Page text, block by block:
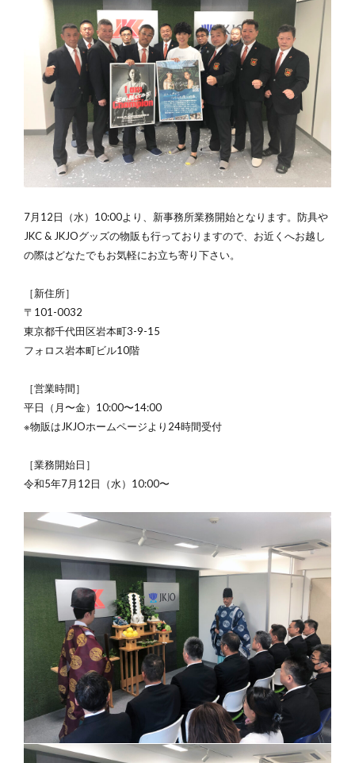
7月12日（水）10:00より、新事務所業務開始となります。防具や
JKC & JKJOグッズの物販も行っておりますので、お近くへお越し
の際はどなたでもお気軽にお立ち寄り下さい。
［新住所］
〒101-0032
東京都千代田区岩本町3-9-15
フォロス岩本町ビル10階
［営業時間］
平日（月〜金）10:00〜14:00
※物販はJKJOホームページより24時間受付
［業務開始日］
令和5年7月12日（水）10:00〜